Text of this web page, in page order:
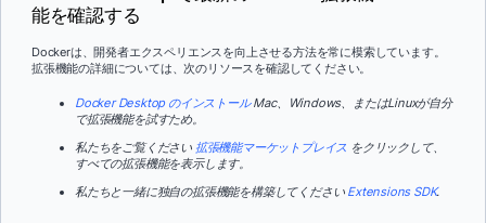
能を確認する
Dockerは、開発者エクスペリエンスを向上させる方法を常に模索しています。
拡張機能の詳細については、次のリソースを確認してください。
Docker Desktop のインストールMac、Windows、またはLinuxが自分
で拡張機能を試すため。
私たちをご覧ください 拡張機能マーケットプレイス をクリックして、
すべての拡張機能を表示します。
私たちと一緒に独自の拡張機能を構築してください Extensions SDK.